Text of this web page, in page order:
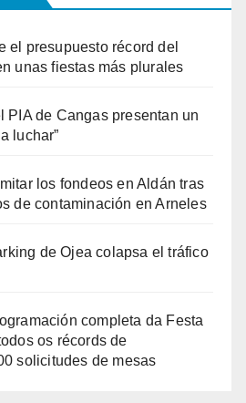
el presupuesto récord del
unas fiestas más plurales
PIA de Cangas presentan un
luchar”
los fondeos en Aldán tras
de contaminación en Arneles
de Ojea colapsa el tráfico
completa da Festa
os récords de
solicitudes de mesas